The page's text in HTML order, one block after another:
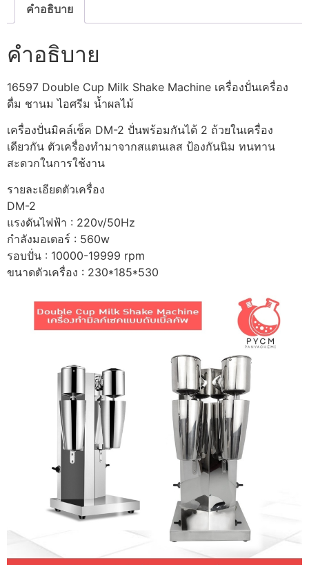
ชานม
ไอ
น้ำ
ผล
ชิ้น
คำอธิบาย
คำอธิบาย
16597 Double Cup Milk Shake Machine เครื่องปั่นเครื่อง
ดื่ม ชานม ไอศรีม น้ำผลไม้
เครื่องปั่นมิคล์เช็ค DM-2 ปั่นพร้อมกันได้ 2 ถ้วยในเครื่อง
เดียวกัน ตัวเครื่องทำมาจากสแตนเลส ป้องกันนิม ทนทาน
สะดวกในการใช้งาน
รายละเอียดตัวเครื่อง
DM-2
แรงดันไฟฟ้า : 220v/50Hz
กำลังมอเตอร์ : 560w
รอบปั่น : 10000-19999 rpm
ขนาดตัวเครื่อง : 230*185*530